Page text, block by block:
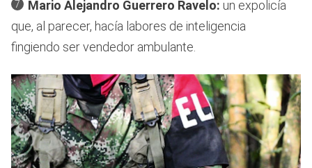
Mario Alejandro Guerrero Ravelo: un expolicía
que, al parecer, hacía labores de inteligencia
fingiendo ser vendedor ambulante.